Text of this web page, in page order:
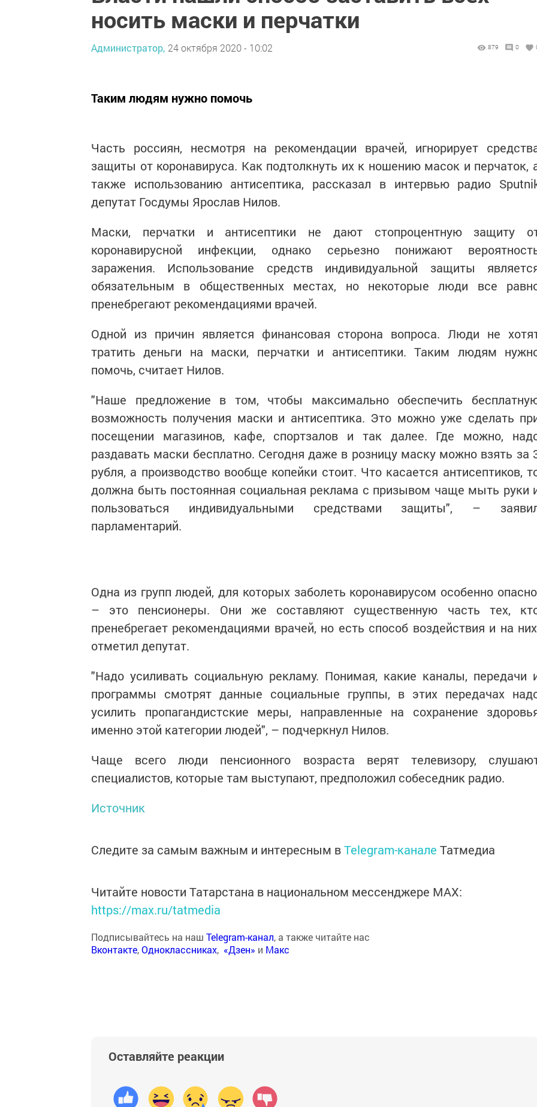
носить маски и перчатки
Администратор, 24 октября 2020 - 10:02 879 0
Таким людям нужно помочь
Часть россиян, несмотря на рекомендации врачей, игнорирует
защиты от коронавируса. Как подтолкнуть их к ношению масок и перчаток,
также использованию антисептика, рассказал в интервью радио
депутат Госдумы Ярослав Нилов.
Маски, перчатки и антисептики не дают стопроцентную защиту
коронавирусной инфекции, однако серьезно понижают
заражения. Использование средств индивидуальной защиты
обязательным в общественных местах, но некоторые люди все
пренебрегают рекомендациями врачей.
Одной из причин является финансовая сторона вопроса. Люди не
тратить деньги на маски, перчатки и антисептики. Таким людям
помочь, считает Нилов.
"Наше предложение в том, чтобы максимально обеспечить
возможность получения маски и антисептика. Это можно уже сделать
посещении магазинов, кафе, спортзалов и так далее. Где можно,
раздавать маски бесплатно. Сегодня даже в розницу маску можно взять за
рубля, а производство вообще копейки стоит. Что касается антисептиков,
должна быть постоянная социальная реклама с призывом чаще мыть руки
пользоваться индивидуальными средствами защиты", –
парламентарий.
Одна из групп людей, для которых заболеть коронавирусом особенно
– это пенсионеры. Они же составляют существенную часть тех,
пренебрегает рекомендациями врачей, но есть способ воздействия и на
отметил депутат.
"Надо усиливать социальную рекламу. Понимая, какие каналы, передачи
программы смотрят данные социальные группы, в этих передачах
усилить пропагандистские меры, направленные на сохранение
именно этой категории людей", – подчеркнул Нилов.
Чаще всего люди пенсионного возраста верят телевизору,
специалистов, которые там выступают, предположил собеседник радио.
Источник
Следите за самым важным и интересным вTelegram-канале Татмедиа
Читайте новости Татарстана в национальном мессенджере MАХ:
https://max.ru/tatmedia
Подписывайтесь на наш Telegram-канал, а также читайте нас
Вконтакте,Одноклассниках, «Дзен» и Макс
Оставляйте реакции